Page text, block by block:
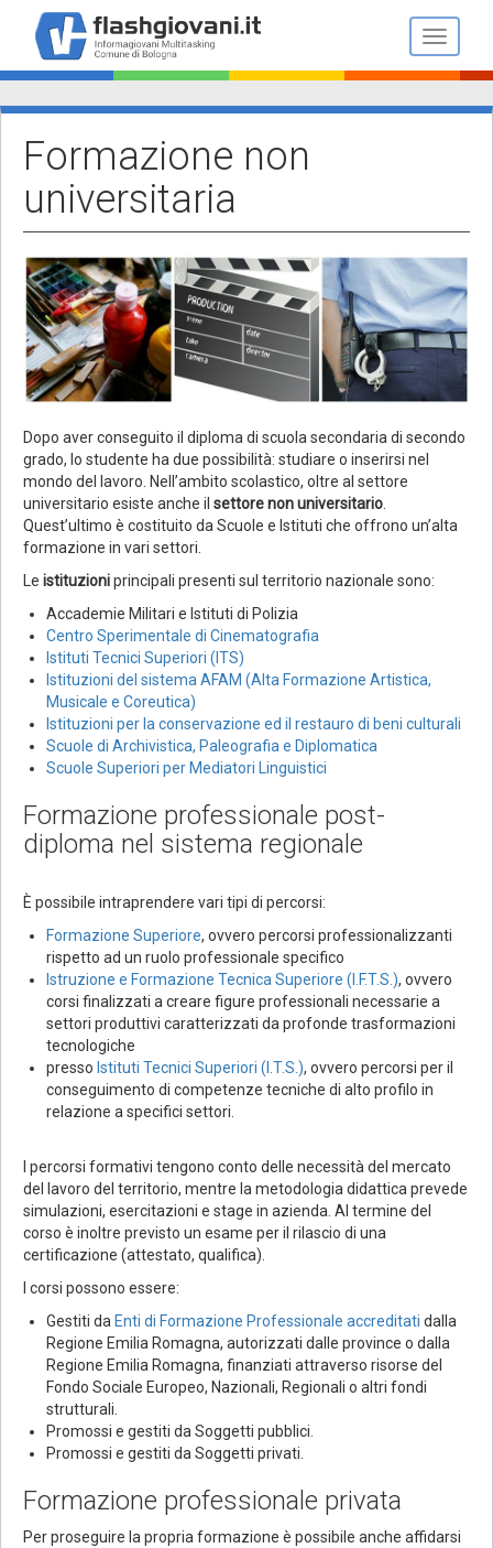
contenuto
principale
Toggle
Formazione non
universitaria
Dopo aver conseguito il diploma di scuola secondaria di secondo
grado, lo studente ha due possibilità: studiare o inserirsi nel
mondo del lavoro. Nell’ambito scolastico, oltre al settore
universitario esiste anche il settore non universitario
Quest’ultimo è costituito da Scuole e Istituti che offrono un’alta
formazione in vari settori.
Le istituzioniprincipali presenti sul territorio nazionale sono:
Accademie Militari e Istituti di Polizia
Centro Sperimentale di Cinematografia
Istituti Tecnici Superiori (ITS)
Istituzioni del sistema AFAM (Alta Formazione Artistica,
Musicale e Coreutica)
Istituzioni per la conservazione ed il restauro di beni culturali
Scuole di Archivistica, Paleografia e Diplomatica
Scuole Superiori per Mediatori Linguistici
Formazione professionale post-
diploma nel sistema regionale
È possibile intraprendere vari tipi di percorsi:
Formazione Superiore, ovvero percorsi professionalizzanti
rispetto ad un ruolo professionale specifico
Istruzione e Formazione Tecnica Superiore (I.F.T.S.), ovvero
corsi finalizzati a creare figure professionali necessarie a
settori produttivi caratterizzati da profonde trasformazioni
tecnologiche
presso Istituti Tecnici Superiori (I.T.S. ), ovvero percorsi per il
conseguimento di competenze tecniche di alto profilo in
relazione a specifici settori.
I percorsi formativi tengono conto delle necessità del mercato
del lavoro del territorio, mentre la metodologia didattica prevede
simulazioni, esercitazioni e stage in azienda. Al termine del
corso è inoltre previsto un esame per il rilascio di una
certificazione (attestato, qualifica).
I corsi possono essere:
Gestiti da Enti di Formazione Professionale accreditati dalla
Regione Emilia Romagna, autorizzati dalle province o dalla
Regione Emilia Romagna, finanziati attraverso risorse del
Fondo Sociale Europeo, Nazionali, Regionali o altri fondi
strutturali.
Promossi e gestiti da Soggetti pubblici.
Promossi e gestiti da Soggetti privati.
Formazione professionale privata
Per proseguire la propria formazione è possibile anche affidarsi